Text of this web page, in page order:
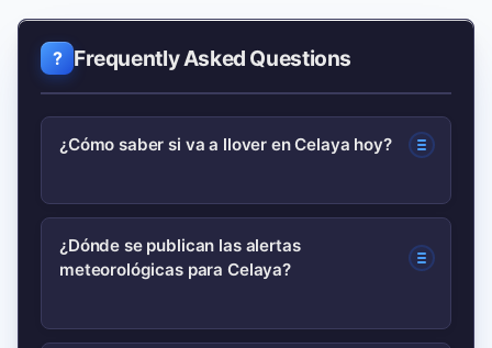
Frequently Asked Questions
¿Cómo saber si va a llover en Celaya hoy?
Revisa el pronóstico horario y el radar;
si la probabilidad supera 30% y hay eco
Consulta avisos oficiales del SMN para
¿Dónde se publican las alertas
meteorológicas para Celaya?